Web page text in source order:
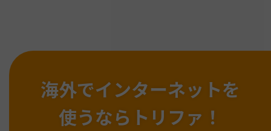
海外でインターネットを
使うならトリファ！